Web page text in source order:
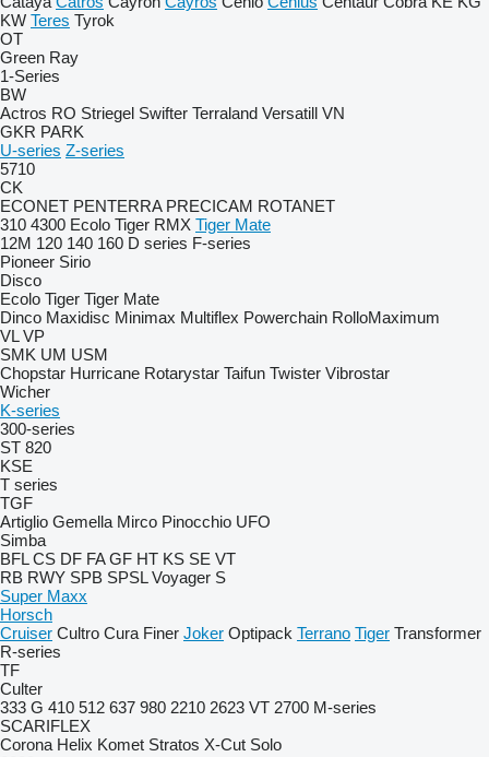
KW Teres Tyrok
OT
Green Ray
1-Series
BW
Actros RO Striegel Swifter Terraland Versatill VN
GKR PARK
U-series Z-series
5710
CK
ECONET PENTERRA PRECICAM ROTANET
310 4300 Ecolo Tiger RMX Tiger Mate
12M 120 140 160 D series F-series
Pioneer Sirio
Disco
Ecolo Tiger Tiger Mate
Dinco Maxidisc Minimax Multiflex Powerchain RolloMaximum
VL VP
SMK UM USM
Chopstar Hurricane Rotarystar Taifun Twister Vibrostar
Wicher
K-series
300-series
ST 820
KSE
T series
TGF
Artiglio Gemella Mirco Pinocchio UFO
Simba
BFL CS DF FA GF HT KS SE VT
RB RWY SPB SPSL Voyager S
Super Maxx
Horsch
Cruiser Cultro Cura Finer Joker Optipack Terrano Tiger Transformer
R-series
TF
Culter
333 G 410 512 637 980 2210 2623 VT 2700 M-series
SCARIFLEX
Corona Helix Komet Stratos X-Cut Solo